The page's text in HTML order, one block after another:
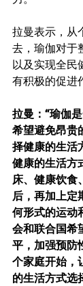
拉曼表示，从
去，瑜伽对于
以及实现全民
有积极的促进
拉曼：“瑜伽
希望避免昂贵
择健康的生活
健康的生活方
床、健康饮食
后，再加上定
何形式的运动
会和联合国希
平，加强预防
个家庭开始，
的生活方式选